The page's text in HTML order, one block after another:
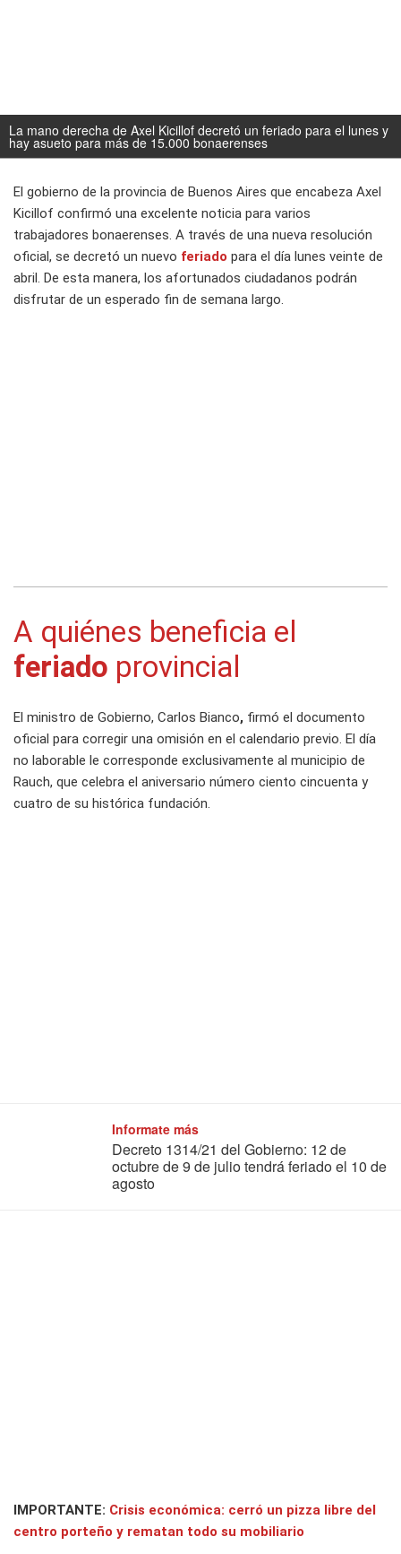
La mano derecha de Axel Kicillof decretó un feriado para el lunes y
hay asueto para más de 15.000 bonaerenses
El gobierno de la provincia de Buenos Aires que encabeza Axel
Kicillof confirmó una excelente noticia para varios
trabajadores bonaerenses. A través de una nueva resolución
oficial, se decretó un nuevo feriado para el día lunes veinte de
abril. De esta manera, los afortunados ciudadanos podrán
disfrutar de un esperado fin de semana largo.
A quiénes beneficia el
feriado provincial
El ministro de Gobierno, Carlos Bianco, firmó el documento
oficial para corregir una omisión en el calendario previo. El día
no laborable le corresponde exclusivamente al municipio de
Rauch, que celebra el aniversario número ciento cincuenta y
cuatro de su histórica fundación.
Informate más
Decreto 1314/21 del Gobierno: 12 de
octubre de 9 de julio tendrá feriado el 10 de
agosto
IMPORTANTE: Crisis económica: cerró un pizza libre del
centro porteño y rematan todo su mobiliario